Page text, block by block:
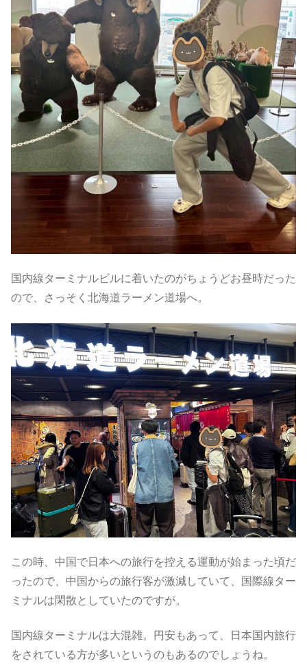
国内線ターミナルビルに着いたのがちょうどお昼時だった
ので、さっそく北海道ラーメン道場へ。
この時、中国で日本への旅行を控える運動が始まった頃だ
ったので、中国からの旅行客が激減していて、国際線ター
ミナルは閑散としていたのですが。
国内線ターミナルは大混雑。円安もあって、日本国内旅行
をされている方が多いというのもあるのでしょうね。